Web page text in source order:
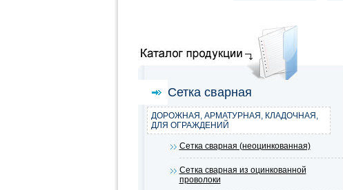
Сетка сварная
ДОРОЖНАЯ, АРМАТУРНАЯ, КЛАДОЧНАЯ,
ДЛЯ ОГРАЖДЕНИЙ
Сетка сварная (неоцинкованная)
Сетка сварная из оцинкованной
проволоки